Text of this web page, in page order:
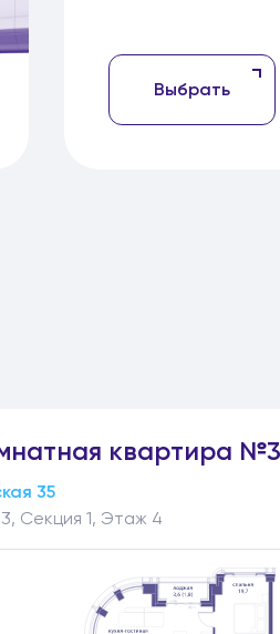
Выбрать
квартира
35
Секция 1, Этаж 4